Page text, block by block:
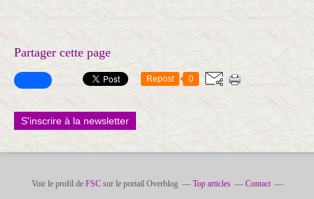
Partager cette page
Repost 0
S'inscrire à la newsletter
Voir le profil de FSCsur le portail Overblog Top articles Contact